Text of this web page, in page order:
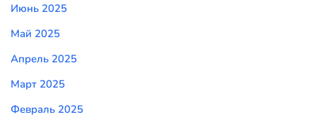
Июнь 2025
Май 2025
Апрель 2025
Март 2025
Февраль 2025